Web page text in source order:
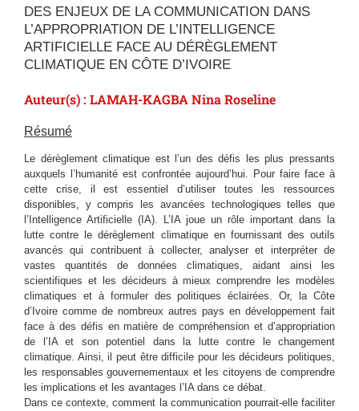
DES ENJEUX DE LA COMMUNICATION DANS
L’APPROPRIATION DE L’INTELLIGENCE
ARTIFICIELLE FACE AU DÉRÈGLEMENT
CLIMATIQUE EN CÔTE D’IVOIRE
Auteur(s) : LAMAH-KAGBA Nina Roseline
Résumé
Le dérèglement climatique est l’un des défis les plus pressants
auxquels l’humanité est confrontée aujourd’hui. Pour faire face à
cette crise, il est essentiel d’utiliser toutes les ressources
disponibles, y compris les avancées technologiques telles que
l’Intelligence Artificielle (IA). L’IA joue un rôle important dans la
lutte contre le dérèglement climatique en fournissant des outils
avancés qui contribuent à collecter, analyser et interpréter de
vastes quantités de données climatiques, aidant ainsi les
scientifiques et les décideurs à mieux comprendre les modèles
climatiques et à formuler des politiques éclairées. Or, la Côte
d’Ivoire comme de nombreux autres pays en développement fait
face à des défis en matière de compréhension et d’appropriation
de l’IA et son potentiel dans la lutte contre le changement
climatique. Ainsi, il peut être difficile pour les décideurs politiques,
les responsables gouvernementaux et les citoyens de comprendre
les implications et les avantages l’IA dans ce débat.
Dans ce contexte, comment la communication pourrait-elle faciliter